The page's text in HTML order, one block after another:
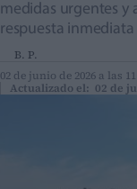
medidas urgentes y
respuesta inmediata
B. P.
02 de junio de 2026 a las
Actualizado el: 02 de